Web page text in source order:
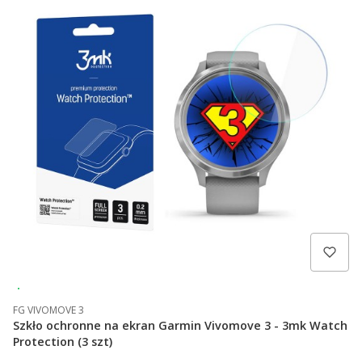
FG VIVOMOVE 3
Szkło ochronne na ekran Garmin Vivomove 3 - 3mk Watch
Protection (3 szt)